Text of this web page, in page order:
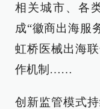
相关城市、各
成“徽商出海服
虹桥医械出海
作机制……
创新监管模式